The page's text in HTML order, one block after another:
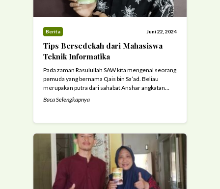
Berita Juni 22, 2024
Tips Bersedekah dari Mahasiswa
Teknik Informatika
Pada zaman Rasulullah SAW kita mengenal seorang
pemuda yang bernama Qais bin Sa’ad. Beliau
merupakan putra dari sahabat Anshar angkatan
pertama yaitu Sa’ad bin Ubabah bin Dulaim bin
Sa’ad adalah pemuda yang terkenal akan
kedermawannya. Kecintaannya dalam berderma
ini merupakan warisan langsung dari ...
Read more
Baca Selengkapnya